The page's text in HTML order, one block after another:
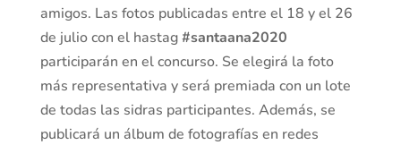
amigos. Las fotos publicadas entre el 18 y el 26
de julio con el hastag#santaana2020
participarán en el concurso. Se elegirá la foto
más representativa y será premiada con un lote
de todas las sidras participantes. Además, se
publicará un álbum de fotografías en redes